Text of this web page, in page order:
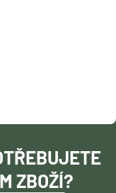
ZBOŽÍ?